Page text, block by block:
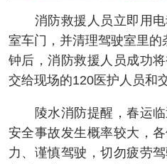
消防救援人员立即用电
室车门，并清理驾驶室里
钟后，消防救援人员成功
交给现场的120医护人员和
陵水消防提醒，春运临
安全事故发生概率较大，
力、谨慎驾驶，切勿疲劳